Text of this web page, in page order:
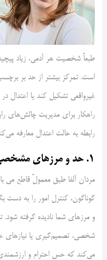
طبعاً شخصیت هر آدمی، زیاد
است. تمرکز بیشتر از حد بر
غیرواقعی تشکیل کند یا اعتدال در
راهکار برای مدیریت چالش‌های
رابطه به حالت اعتدال معارفه
۱. حد و مرزهای مشخصی تعیین کنید
مردان آلفا طبق معمولً قاطع می
گوناگون، کنترل امور را به ‌دست
و مرزهای شما نادیده گرفته
شخصی، تصمیم‌گیری یا نیازهای
می‌کند که حس احترام و